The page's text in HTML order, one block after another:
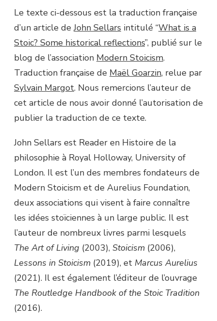
Le texte ci-dessous est la traduction française
d’un article deJohn Sellars intitulé “What is a
Stoic? Some historical reflections”, publié sur le
blog de l’association Modern Stoicism.
Traduction française de Maël Goarzin, relue par
Sylvain Margot. Nous remercions l’auteur de
cet article de nous avoir donné l’autorisation de
publier la traduction de ce texte.
John Sellars est Reader en Histoire de la
philosophie à Royal Holloway, University of
London. Il est l’un des membres fondateurs de
Modern Stoicism et de Aurelius Foundation,
deux associations qui visent à faire connaître
les idées stoïciennes à un large public. Il est
l’auteur de nombreux livres parmi lesquels
The Art of Living (2003), Stoicism (2006),
Lessons in Stoicism (2019), et Marcus Aurelius
(2021). Il est également l’éditeur de l’ouvrage
The Routledge Handbook of the Stoic Tradition
(2016).